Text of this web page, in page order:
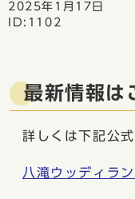
2025年1月17日
ID:1102
最新情報は
詳しくは下記公
八滝ウッディラ